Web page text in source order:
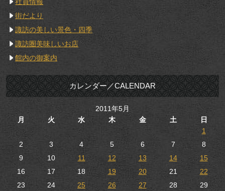
社員情報
街だより
諏訪の美しい景色・四季
諏訪圏美味しいお店
館内の御案内
カレンダー／CALENDAR
2011年5月
月
火 水 木 金 土
日
1
2
3 4 5 6 7
8
9
10 11 12 13 14
15
16
17 18 19 20 21
22
23
24 25 26 27 28 29